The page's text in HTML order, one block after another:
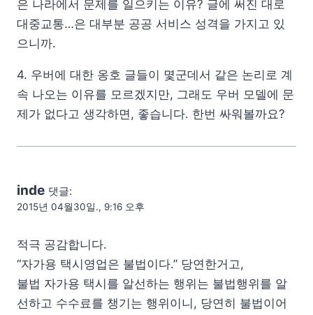
은 나라에서 문제를 일으키는 이유? 글에 써진 대로
대중교통…은 대부분 공공 서비스 성격을 가지고 있
으니까.
4. 우버에 대한 옹호 글들이 몇군데서 같은 논리로 계
속 나오는 이유를 모르겠지만, 그래도 우버 모델에 문
제가 없다고 생각하면, 좋습니다. 한번 싸워볼까요?
inde 댓글:
2015년 04월30일., 9:16 오후
적극 공감합니다.
“자가용 택시영업은 불법이다.” 당연한거고,
불법 자가용 택시를 알선하는 행위는 불법행위를 알
선하고 수수료를 챙기는 행위이니, 당연히 불법이어